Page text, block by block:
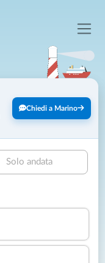
Chiedi a Marino
Solo andata